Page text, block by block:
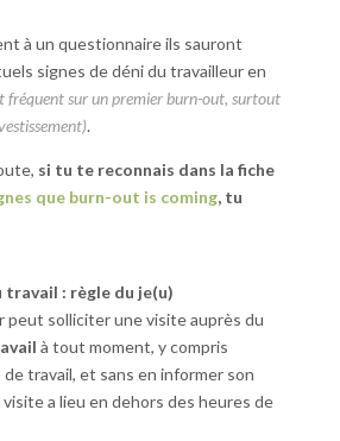
à un questionnaire ils sauront
signes de déni du travailleur en
fréquent sur un premier burn-out, surtout
.
si tu te reconnais dans la fiche
que burn-out is coming, tu
travail : règle du je(u)
peut solliciter une visite auprès du
à tout moment, y compris
travail, et sans en informer son
a lieu en dehors des heures de